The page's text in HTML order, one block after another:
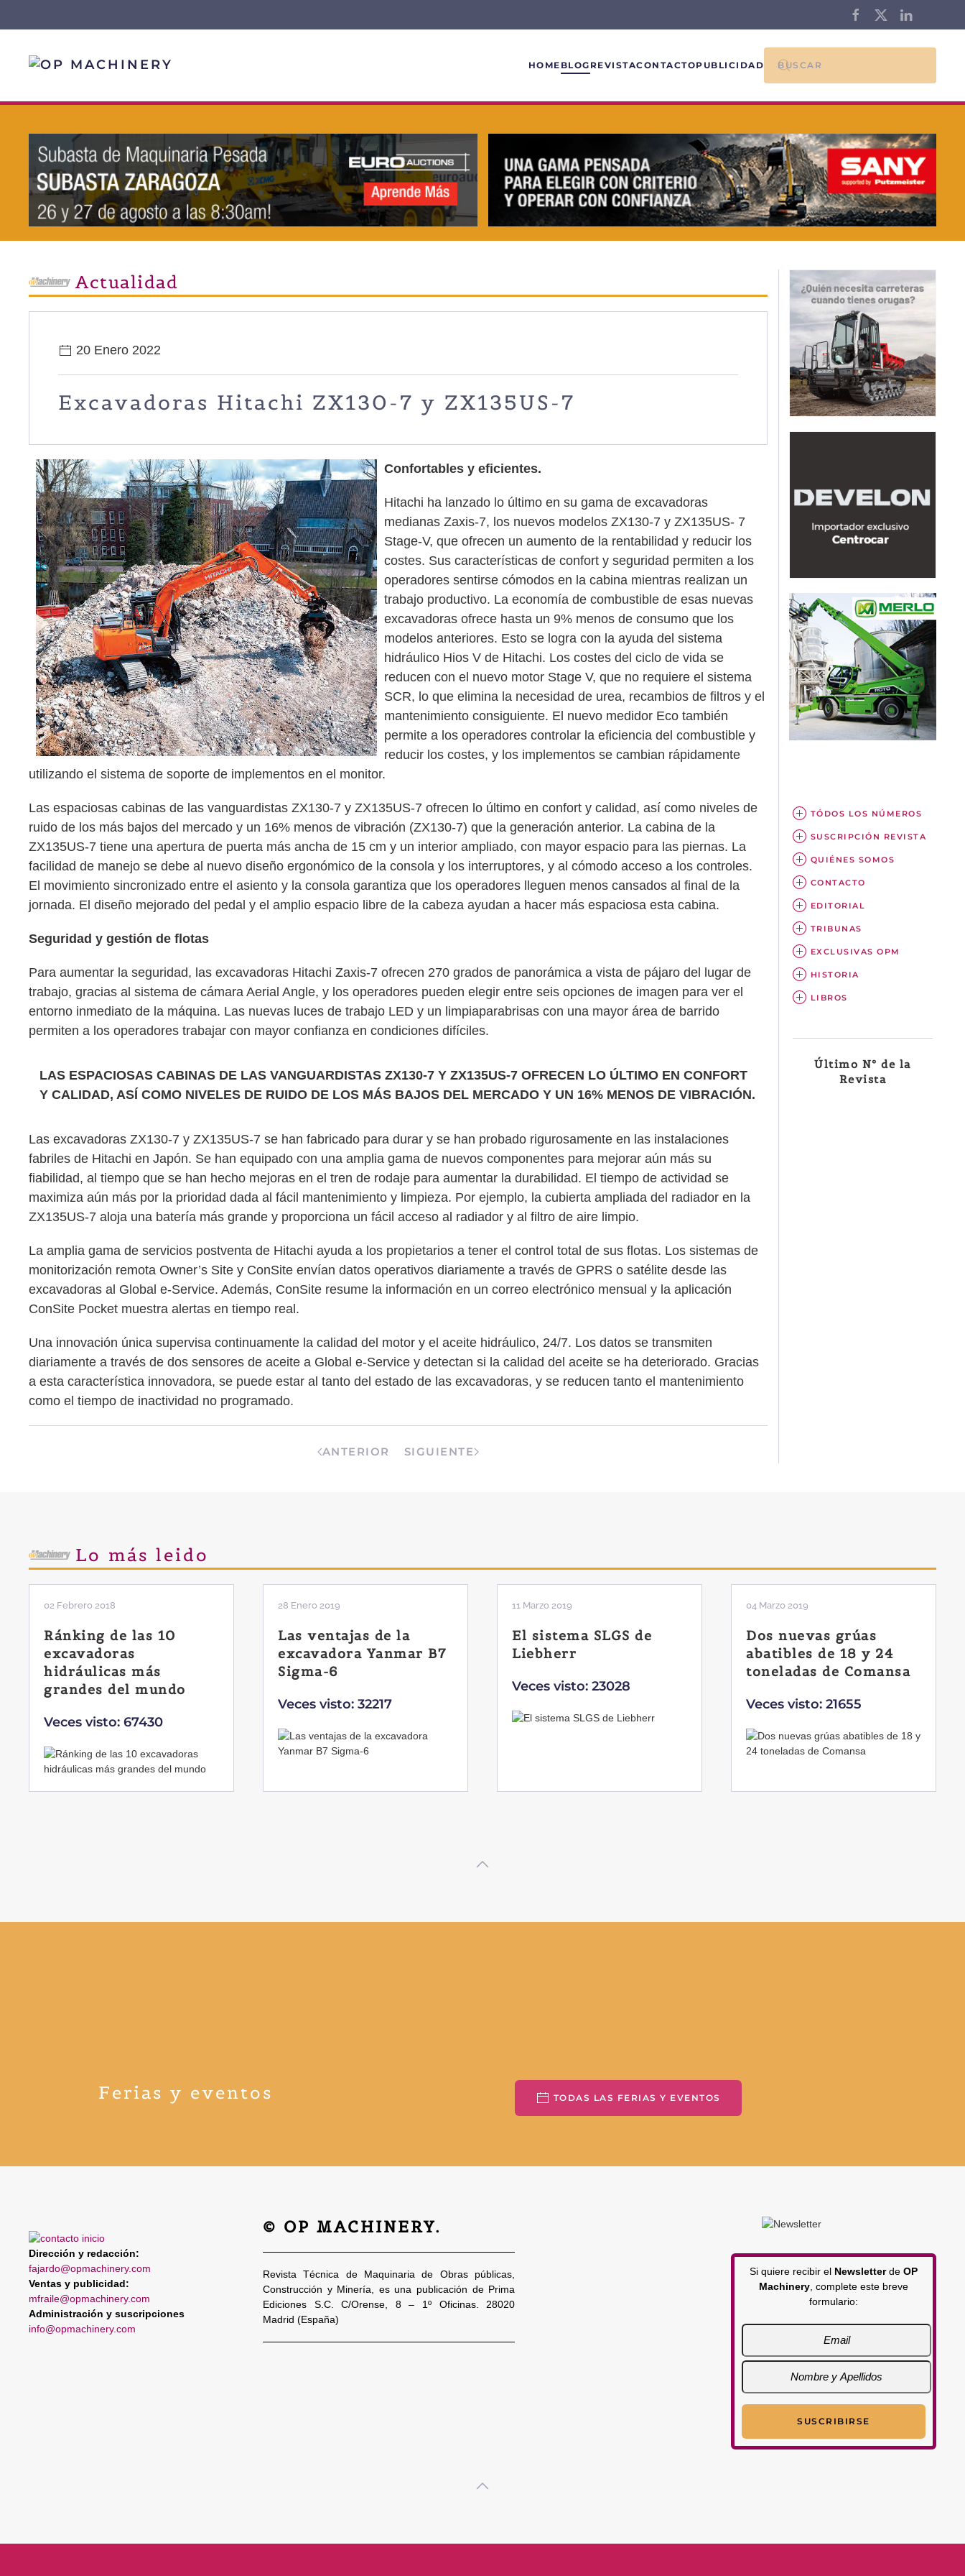
HOME BLOG REVISTACONTACTOPUBLICIDAD
Actualidad
20 Enero 2022
Excavadoras Hitachi ZX130-7 y ZX135US-7
Confortables y eficientes.
Hitachi ha lanzado lo último en su gama de excavadoras
medianas Zaxis-7, los nuevos modelos ZX130-7 y ZX135US- 7
Stage-V, que ofrecen un aumento de la rentabilidad y reducir los
costes. Sus características de confort y seguridad permiten a los
operadores sentirse cómodos en la cabina mientras realizan un
trabajo productivo. La economía de combustible de esas nuevas
excavadoras ofrece hasta un 9% menos de consumo que los
modelos anteriores. Esto se logra con la ayuda del sistema
hidráulico Hios V de Hitachi. Los costes del ciclo de vida se
reducen con el nuevo motor Stage V, que no requiere el sistema
SCR, lo que elimina la necesidad de urea, recambios de filtros y el
mantenimiento consiguiente. El nuevo medidor Eco también
permite a los operadores controlar la eficiencia del combustible y
reducir los costes, y los implementos se cambian rápidamente
utilizando el sistema de soporte de implementos en el monitor.
Las espaciosas cabinas de las vanguardistas ZX130-7 y ZX135US-7 ofrecen lo último en confort y calidad, así como niveles de
ruido de los más bajos del mercado y un 16% menos de vibración (ZX130-7) que la generación anterior. La cabina de la
ZX135US-7 tiene una apertura de puerta más ancha de 15 cm y un interior ampliado, con mayor espacio para las piernas. La
facilidad de manejo se debe al nuevo diseño ergonómico de la consola y los interruptores, y al cómodo acceso a los controles.
El movimiento sincronizado entre el asiento y la consola garantiza que los operadores lleguen menos cansados al final de la
jornada. El diseño mejorado del pedal y el amplio espacio libre de la cabeza ayudan a hacer más espaciosa esta cabina.
Seguridad y gestión de flotas
Para aumentar la seguridad, las excavadoras Hitachi Zaxis-7 ofrecen 270 grados de panorámica a vista de pájaro del lugar de
trabajo, gracias al sistema de cámara Aerial Angle, y los operadores pueden elegir entre seis opciones de imagen para ver el
entorno inmediato de la máquina. Las nuevas luces de trabajo LED y un limpiaparabrisas con una mayor área de barrido
permiten a los operadores trabajar con mayor confianza en condiciones difíciles.
LAS ESPACIOSAS CABINAS DE LAS VANGUARDISTAS ZX130-7 Y ZX135US-7 OFRECEN LO ÚLTIMO EN CONFORT
Y CALIDAD, ASÍ COMO NIVELES DE RUIDO DE LOS MÁS BAJOS DEL MERCADO Y UN 16% MENOS DE VIBRACIÓN.
Las excavadoras ZX130-7 y ZX135US-7 se han fabricado para durar y se han probado rigurosamente en las instalaciones
fabriles de Hitachi en Japón. Se han equipado con una amplia gama de nuevos componentes para mejorar aún más su
fiabilidad, al tiempo que se han hecho mejoras en el tren de rodaje para aumentar la durabilidad. El tiempo de actividad se
maximiza aún más por la prioridad dada al fácil mantenimiento y limpieza. Por ejemplo, la cubierta ampliada del radiador en la
ZX135US-7 aloja una batería más grande y proporciona un fácil acceso al radiador y al filtro de aire limpio.
La amplia gama de servicios postventa de Hitachi ayuda a los propietarios a tener el control total de sus flotas. Los sistemas de
monitorización remota Owner’s Site y ConSite envían datos operativos diariamente a través de GPRS o satélite desde las
excavadoras al Global e-Service. Además, ConSite resume la información en un correo electrónico mensual y la aplicación
ConSite Pocket muestra alertas en tiempo real.
Una innovación única supervisa continuamente la calidad del motor y el aceite hidráulico, 24/7. Los datos se transmiten
diariamente a través de dos sensores de aceite a Global e-Service y detectan si la calidad del aceite se ha deteriorado. Gracias
a esta característica innovadora, se puede estar al tanto del estado de las excavadoras, y se reducen tanto el mantenimiento
como el tiempo de inactividad no programado.
ANTERIOR SIGUIENTE
TÓDOS LOS NÚMEROS
SUSCRIPCIÓN REVISTA
QUIÉNES SOMOS
CONTACTO
EDITORIAL
TRIBUNAS
EXCLUSIVAS OPM
HISTORIA
LIBROS
Último Nº de la
Revista
Lo más leido
02 Febrero 2018
Ránking de las 10
excavadoras
hidráulicas más
grandes del mundo
Veces visto: 67430
28 Enero 2019
Las ventajas de la
excavadora Yanmar B7
Sigma-6
Veces visto: 32217
11 Marzo 2019
El sistema SLGS de
Liebherr
Veces visto: 23028
04 Marzo 2019
Dos nuevas grúas
abatibles de 18 y 24
toneladas de Comansa
Veces visto: 21655
Ferias y eventos TODAS LAS FERIAS Y EVENTOS
Dirección y redacción:
fajardo@opmachinery.com
Ventas y publicidad:
mfraile@opmachinery.com
Administración y suscripciones
info@opmachinery.com
© OP MACHINERY.
Revista Técnica de Maquinaria de Obras públicas,
Construcción y Minería, es una publicación de Prima
Ediciones S.C. C/Orense, 8 – 1º Oficinas. 28020
Madrid (España)
Si quiere recibir el Newsletterde OP
Machinery , complete este breve
formulario: